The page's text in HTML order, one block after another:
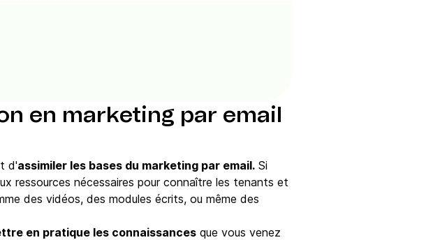
en marketing par email
d'assimiler les bases du marketing par email. Si
ressources nécessaires pour connaître les tenants et
des vidéos, des modules écrits, ou même des
en pratique les connaissances que vous venez